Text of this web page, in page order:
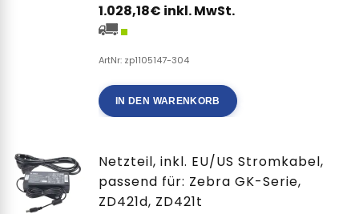
1.028,18€ inkl. MwSt.
ArtNr: zp1105147-304
IN DEN WARENKORB
Netzteil, inkl. EU/US Stromkabel,
passend für: Zebra GK-Serie,
ZD421d, ZD421t